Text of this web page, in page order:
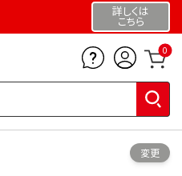
詳しくは
こちら
0
変更